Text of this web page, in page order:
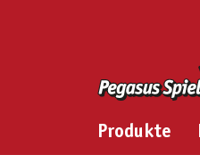
Produkte